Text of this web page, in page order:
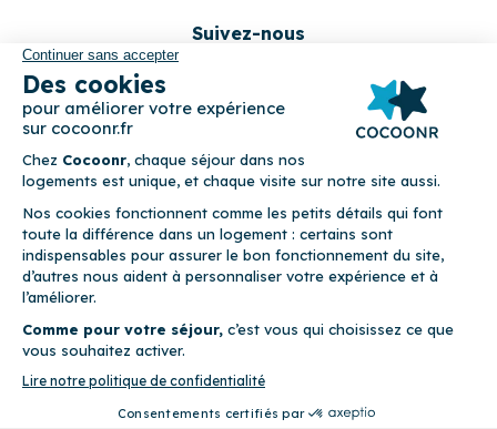
Suivez-nous
location–CGU – Politique de confidentialité–Politique de
Cocoonr est conçu et développé à Rennes 🇫🇷